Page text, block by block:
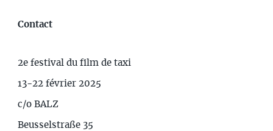
Contact
2e festival du film de taxi
13-22 février 2025
c/o BALZ
Beusselstraße 35